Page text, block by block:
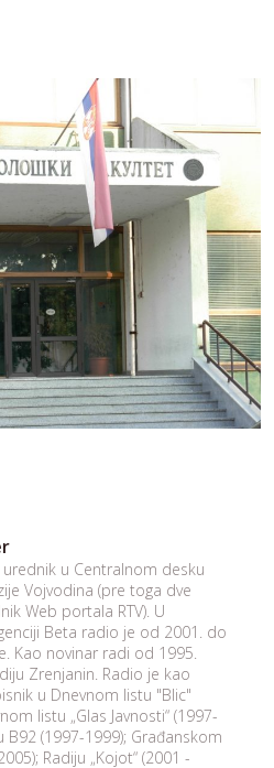
urednik u Centralnom desku
Vojvodina (pre toga dve
Web portala RTV). U
Beta radio je od 2001. do
Kao novinar radi od 1995.
Zrenjanin. Radio je kao
u Dnevnom listu "Blic"
listu „Glas Javnosti“ (1997-
B92 (1997-1999); Građanskom
Radiju „Kojot“ (2001 -